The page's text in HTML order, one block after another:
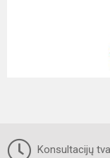
Konsultacijų